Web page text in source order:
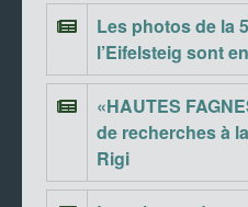
Les photos de la
l’Eifelsteig sont
«HAUTES
de recherches à
Rigi